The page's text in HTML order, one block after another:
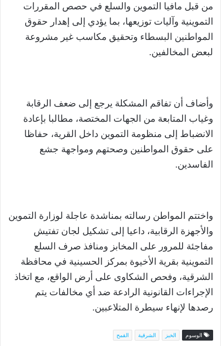
من قبل مافيا التموين والسلع في حصص المقررات
التموينية وآليات توزيعها، بما يؤدي إلى إهدار حقوق
المواطنين البسطاء وتحقيق مكاسب غير مشروعة
لبعض المخالفين.
وأضاف أن تفاقم المشكلة يرجع إلى ضعف الرقابة
وغياب المتابعة من الجهات المختصة، مطالبا بإعادة
الانضباط إلى منظومة التموين داخل القرية، حفاظا
على حقوق المواطنين وصحتهم ومواجهة جشع
الفاسدين.
واختتم المواطن رسالته بمناشدة عاجلة لوزارة التموين
والأجهزة الرقابية، داعيا إلى تشكيل لجان تفتيش
مفاجئة للمرور على المخابز ومنافذ صرف السلع
التموينية بقرية الأخيوة بمركز الحسينية في محافظة
الشرقية، وفحص الشكاوى على أرض الواقع، مع اتخاذ
الإجراءات القانونية الرادعة ضد أي مخالفات يتم
رصدها لإنهاء سيطرة المتلاعبين.
الوسوم الخبز الشرقية القمح